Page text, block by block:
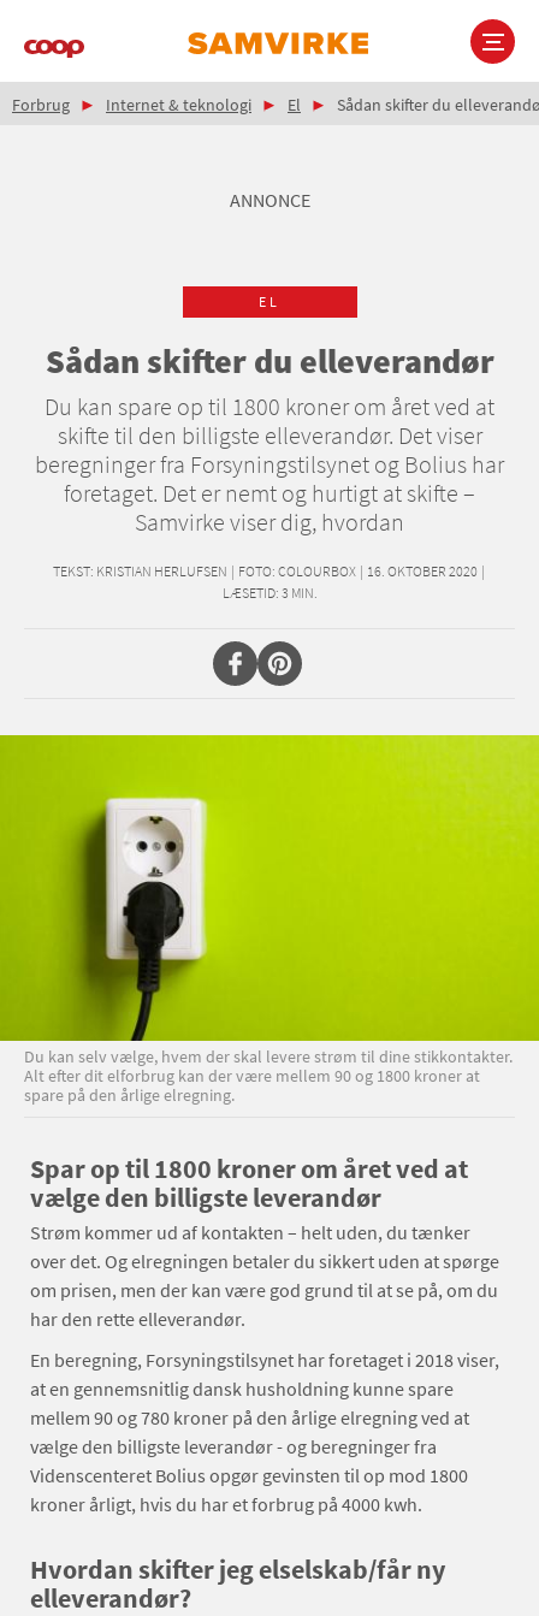
Main
Brødkrumme
Forbrug Internet & teknologi El Sådan skifter du
ANNONCE
EL
Sådan skifter du elleverandør
Du kan spare op til 1800 kroner om året ved at
skifte til den billigste elleverandør. Det viser
beregninger fra Forsyningstilsynet og Bolius har
foretaget. Det er nemt og hurtigt at skifte –
Samvirke viser dig, hvordan
TEKST: KRISTIAN HERLUFSEN | FOTO: COLOURBOX | 16. OKTOBER 2020 |
LÆSETID: 3 MIN.
Du kan selv vælge, hvem der skal levere strøm til dine stikkontakter.
Alt efter dit elforbrug kan der være mellem 90 og 1800 kroner at
spare på den årlige elregning.
Spar op til 1800 kroner om året ved at
vælge den billigste leverandør
Strøm kommer ud af kontakten – helt uden, du tænker
over det. Og elregningen betaler du sikkert uden at spørge
om prisen, men der kan være god grund til at se på, om du
har den rette elleverandør.
En beregning, Forsyningstilsynet har foretaget i 2018 viser,
at en gennemsnitlig dansk husholdning kunne spare
mellem 90 og 780 kroner på den årlige elregning ved at
vælge den billigste leverandør - og beregninger fra
Videnscenteret Bolius opgør gevinsten til op mod 1800
kroner årligt, hvis du har et forbrug på 4000 kwh.
Hvordan skifter jeg elselskab/får ny
elleverandør?